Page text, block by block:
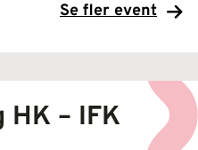
Se fler event
HK – IFK